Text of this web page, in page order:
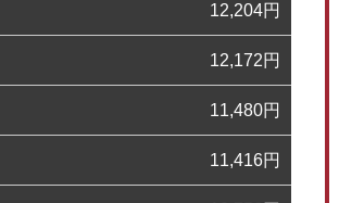
12,204円
12,172円
11,480円
11,416円